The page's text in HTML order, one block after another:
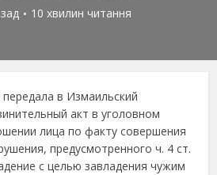
10 хвилин читання
в Измаильский
акт в уголовном
лица по факту совершения
предусмотренного ч. 4 ст.
с целью завладения чужим